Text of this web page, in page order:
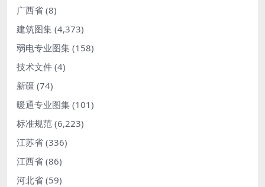
广西省 (8)
建筑图集 (4,373)
弱电专业图集 (158)
技术文件 (4)
新疆 (74)
暖通专业图集 (101)
标准规范 (6,223)
江苏省 (336)
江西省 (86)
河北省 (59)